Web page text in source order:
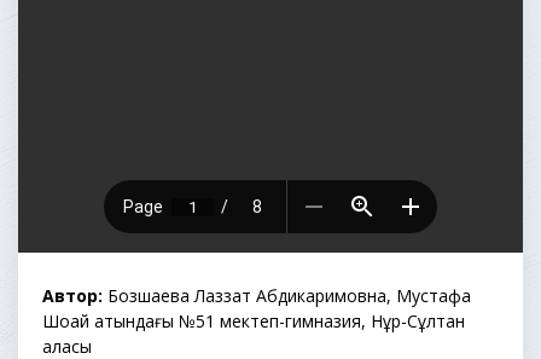
Автор: Бозшаева Лаззат Абдикаримовна, Мустафа
Шоқай атындағы №51 мектеп-гимназия, Нұр-Сұлтан
қаласы